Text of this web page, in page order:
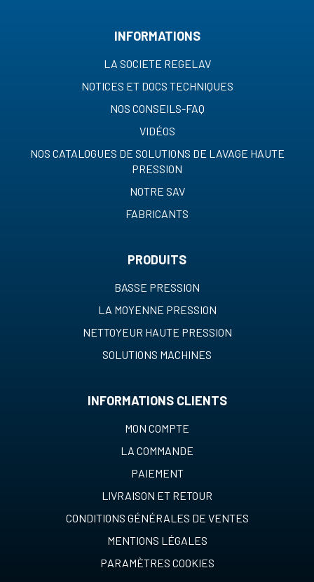
INFORMATIONS
LA SOCIETE REGELAV
NOTICES ET DOCS TECHNIQUES
NOS CONSEILS-FAQ
VIDÉOS
NOS CATALOGUES DE SOLUTIONS DE LAVAGE HAUTE
PRESSION
NOTRE SAV
FABRICANTS
PRODUITS
BASSE PRESSION
LA MOYENNE PRESSION
NETTOYEUR HAUTE PRESSION
SOLUTIONS MACHINES
INFORMATIONS CLIENTS
MON COMPTE
LA COMMANDE
PAIEMENT
LIVRAISON ET RETOUR
CONDITIONS GÉNÉRALES DE VENTES
MENTIONS LÉGALES
PARAMÈTRES COOKIES